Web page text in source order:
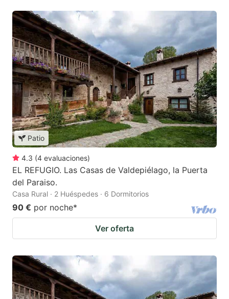
Patio
4.3 (4 evaluaciones)
EL REFUGIO. Las Casas de Valdepiélago, la Puerta
del Paraiso.
Casa Rural · 2 Huéspedes · 6 Dormitorios
90 € por noche*
Ver oferta